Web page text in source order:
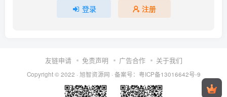
登录 注册
友链申请 免责声明 广告合作 关于我们
Copyright © 2022 · 旭智资源网 · 备案号： 粤ICP备13016642号-9